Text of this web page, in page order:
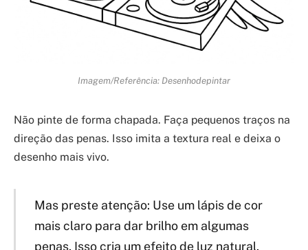
Imagem/Referência: Desenhodepintar
Não pinte de forma chapada. Faça pequenos traços na
direção das penas. Isso imita a textura real e deixa o
desenho mais vivo.
Mas preste atenção: Use um lápis de cor
mais claro para dar brilho em algumas
penas. Isso cria um efeito de luz natural.